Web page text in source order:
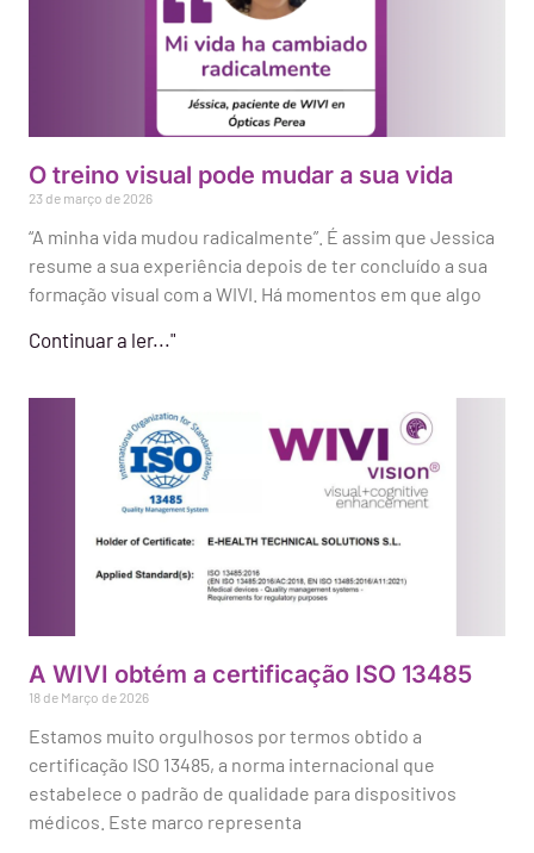
O treino visual pode mudar a sua vida
23 de março de 2026
“A minha vida mudou radicalmente”. É assim que Jessica
resume a sua experiência depois de ter concluído a sua
formação visual com a WIVI. Há momentos em que algo
Continuar a ler..."
A WIVI obtém a certificação ISO 13485
18 de Março de 2026
Estamos muito orgulhosos por termos obtido a
certificação ISO 13485, a norma internacional que
estabelece o padrão de qualidade para dispositivos
médicos. Este marco representa